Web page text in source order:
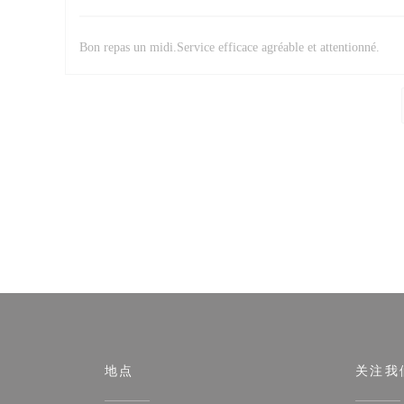
Bon repas un midi.Service efficace agréable et attentionné.
地点 关注我